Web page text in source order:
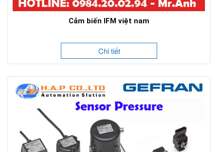
Cảm biến IFM việt nam
Chi tiết